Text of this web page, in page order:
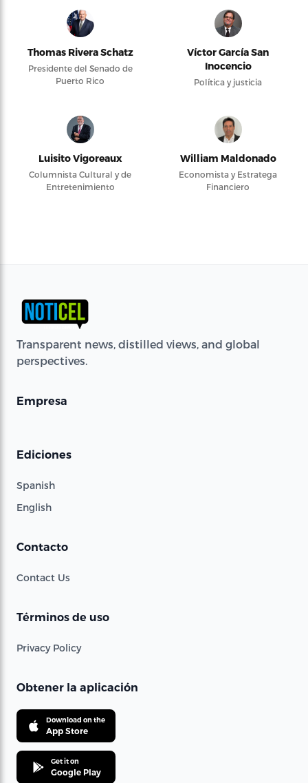
Thomas Rivera Schatz
Presidente del Senado de
Puerto Rico
Víctor García San
Inocencio
Política y justicia
Luisito Vigoreaux
Columnista Cultural y de
Entretenimiento
William Maldonado
Economista y Estratega
Financiero
Transparent news, distilled views, and global
perspectives.
Empresa
Ediciones
Spanish
English
Contacto
Contact Us
Términos de uso
Privacy Policy
Obtener la aplicación
Download on the
App Store
Get it on
Google Play